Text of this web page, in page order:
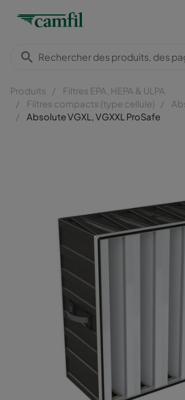
Produits
Filtres EPA, HEPA & ULPA
Filtres compacts (type cellule)
Absolute VGXL, VGXXL ProSafe